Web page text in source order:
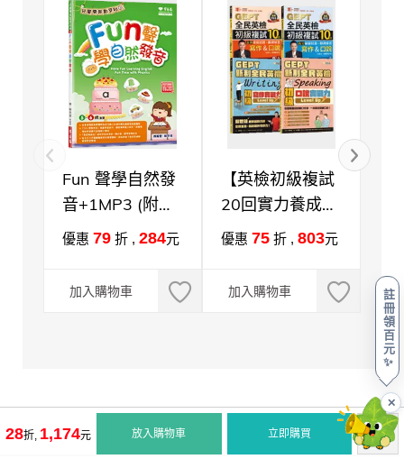
註
冊
領
百
元
✨
✕
28折, 1,174元 放入購物車 立即購買
Fun 聲學自然發
音+1MP3 (附賴
爺爺講解音檔)
優惠 79 折 , 284元
加入購物車
【英檢初級複試
20回實力養成】
GEPT全民英檢
+口說&寫作實力
優惠 75 折 , 803元
加入購物車
加